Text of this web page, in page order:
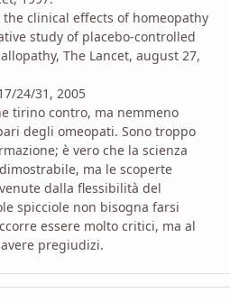
the clinical effects of homeopathy
study of placebo-controlled
The Lancet, august 27,
24/31, 2005
tirino contro, ma nemmeno
degli omeopati. Sono troppo
è vero che la scienza
ma le scoperte
dalla flessibilità del
spicciole non bisogna farsi
essere molto critici, ma al
pregiudizi.